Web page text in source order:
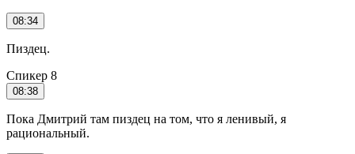
08:34
Пиздец.
Спикер 8
08:38
Пока Дмитрий там пиздец на том, что я ленивый, я
рациональный.